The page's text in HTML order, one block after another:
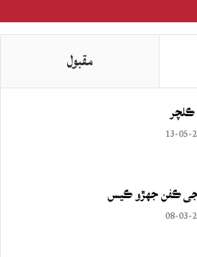
مقبول
13-05-
جي ڪفن جھڙو ڪيس
08-03-